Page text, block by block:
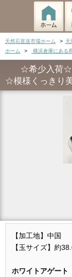
天然石直送市場ホーム > 天
ホーム
> 横浜倉庫にある
☆希少入荷☆
☆模様くっきり
【加工地】中国
【玉サイズ】約
ホワイトアゲート